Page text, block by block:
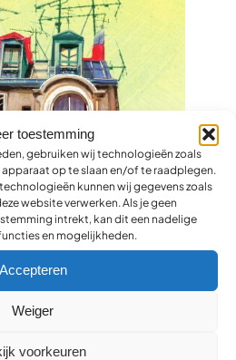
toestemming
gebruiken wij technologieën zoals
op te slaan en/of te raadplegen.
kunnen wij gegevens zoals
website verwerken. Als je geen
intrekt, kan dit een nadelige
en mogelijkheden.
Accepteren
Weiger
voorkeuren